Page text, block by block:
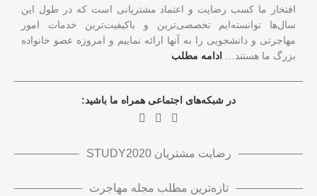
افتخار ما کسب رضایت و اعتماد مشتریانی است که در طول این
سال‌ها توانسته‌ایم تخصصی‌ترین و باکیفیت‌ترین خدمات امور
مهاجرتی و دانشجویی را به آنها ارائه نماییم و امروزه عضو خانواده
بزرگ ما هستند…
ادامه مطلب
در شبکه‌های اجتماعی همراه ما باشید:
رضایت مشتریان STUDY2020
تازه‌ترین مطلب مجله مهاجرت